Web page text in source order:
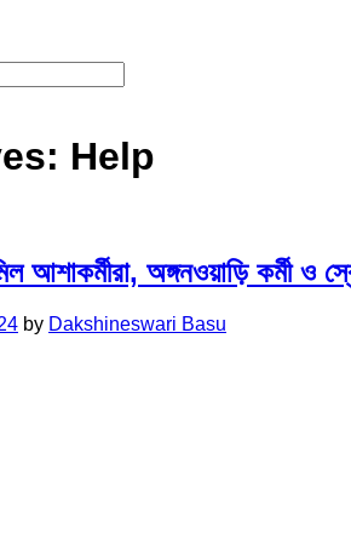
Help
আশাকর্মীরা, অঙ্গনওয়াড়ি কর্মী ও
by Dakshineswari Basu